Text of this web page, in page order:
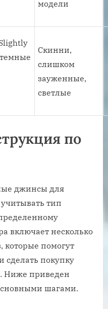
модели
Скинни,
слишком
зауженные,
светлые
по
джинсы для
тип
включает несколько
которые помогут
сделать покупку
Ниже приведен
шагами.